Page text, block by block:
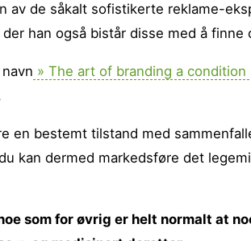
av de såkalt sofistikerte reklame-
han også bistår disse med å finne
» The art of branding a condition
en bestemt tilstand med
kan dermed markedsføre det
som for øvrig er helt normalt at